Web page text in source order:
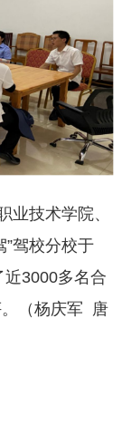
业技术学院、
”驾校分校于
3000多名合
（杨庆军 唐